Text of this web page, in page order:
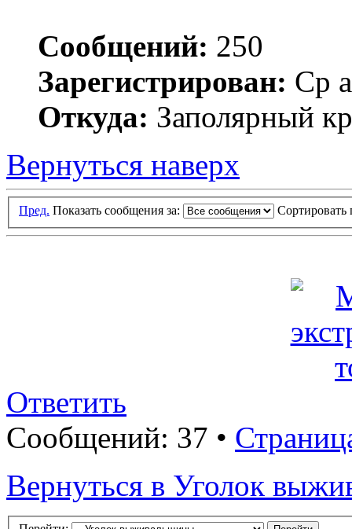
Сообщений: 250
Зарегистрирован: Ср
Откуда: Заполярный
Вернуться наверх
Пред. Показать сообщения за: Сортировать
Ответить
Сообщений: 37 •
Вернуться в Уголок